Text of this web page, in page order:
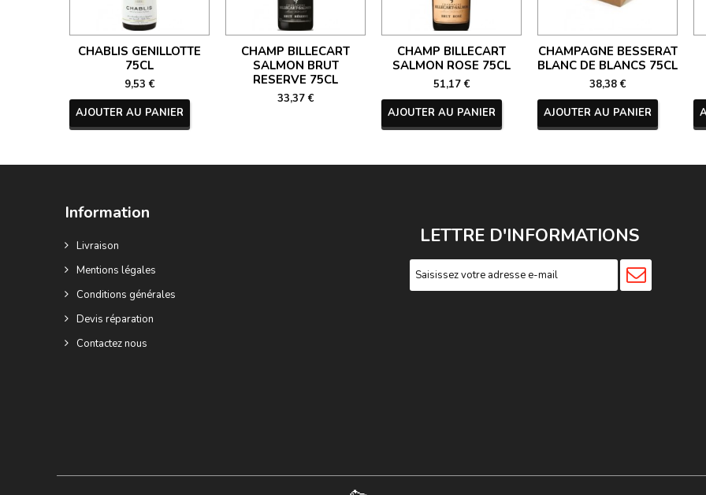
CHABLIS GENILLOTTE
75CL
9,53 €
AJOUTER AU PANIER
CHAMP BILLECART
SALMON BRUT
RESERVE 75CL
33,37 €
CHAMP BILLECART
SALMON ROSE 75CL
51,17 €
AJOUTER AU PANIER
CHAMPAGNE BESSERAT
BLANC DE BLANCS 75CL
38,38 €
AJOUTER AU PANIER
Information
Livraison
Mentions légales
Conditions générales
Devis réparation
Contactez nous
LETTRE D'INFORMATIONS